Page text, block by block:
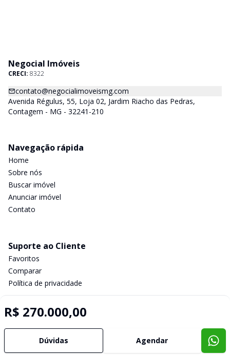
R$ 270.000,00
Dúvidas Agendar
Negocial Imóveis
CRECI: 8322
contato@negocialimoveismg.com
Avenida Régulus, 55, Loja 02, Jardim Riacho das Pedras,
Contagem - MG - 32241-210
Navegação rápida
Home
Sobre nós
Buscar imóvel
Anunciar imóvel
Contato
Suporte ao Cliente
Favoritos
Comparar
Política de privacidade
Selo de Tecnologia Loft